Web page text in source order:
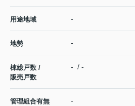
用途地域 -
地勢 -
棟総戸数 /
販売戸数
- / -
管理組合有無 -